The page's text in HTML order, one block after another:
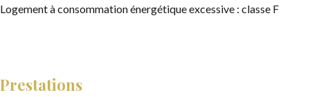
Logement à consommation énergétique excessive : classe F
Prestations